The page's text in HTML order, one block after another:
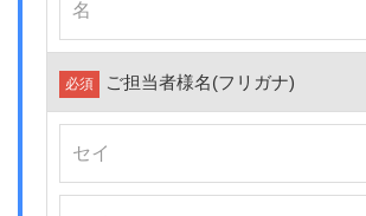
必須 ご担当者様名(フリガナ)